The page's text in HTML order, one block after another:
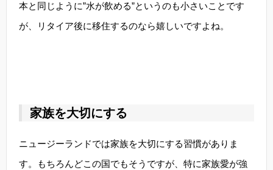
本と同じように”水が飲める”というのも小さいことです
が、リタイア後に移住するのなら嬉しいですよね。
家族を大切にする
ニュージーランドでは家族を大切にする習慣がありま
す。もちろんどこの国でもそうですが、特に家族愛が強